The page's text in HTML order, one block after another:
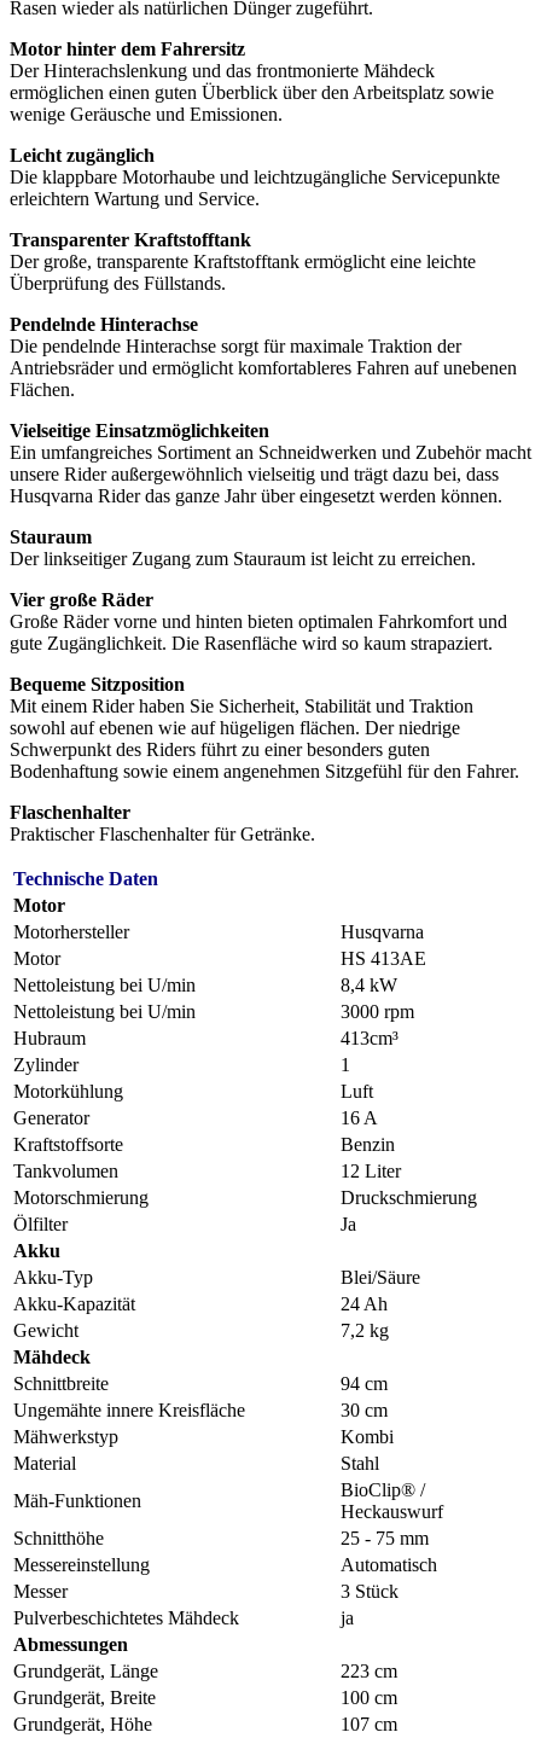
Rasen wieder als natürlichen Dünger zugeführt.
Motor hinter dem Fahrersitz
Der Hinterachslenkung und das frontmonierte Mähdeck
ermöglichen einen guten Überblick über den Arbeitsplatz sowie
wenige Geräusche und Emissionen.
Leicht zugänglich
Die klappbare Motorhaube und leichtzugängliche Servicepunkte
erleichtern Wartung und Service.
Transparenter Kraftstofftank
Der große, transparente Kraftstofftank ermöglicht eine leichte
Überprüfung des Füllstands.
Pendelnde Hinterachse
Die pendelnde Hinterachse sorgt für maximale Traktion der
Antriebsräder und ermöglicht komfortableres Fahren auf unebenen
Flächen.
Vielseitige Einsatzmöglichkeiten
Ein umfangreiches Sortiment an Schneidwerken und Zubehör macht
unsere Rider außergewöhnlich vielseitig und trägt dazu bei, dass
Husqvarna Rider das ganze Jahr über eingesetzt werden können.
Stauraum
Der linkseitiger Zugang zum Stauraum ist leicht zu erreichen.
Vier große Räder
Große Räder vorne und hinten bieten optimalen Fahrkomfort und
gute Zugänglichkeit. Die Rasenfläche wird so kaum strapaziert.
Bequeme Sitzposition
Mit einem Rider haben Sie Sicherheit, Stabilität und Traktion
sowohl auf ebenen wie auf hügeligen flächen. Der niedrige
Schwerpunkt des Riders führt zu einer besonders guten
Bodenhaftung sowie einem angenehmen Sitzgefühl für den Fahrer.
Flaschenhalter
Praktischer Flaschenhalter für Getränke.
Technische Daten
Motor
Motorhersteller
Husqvarna
Motor
HS 413AE
Nettoleistung bei U/min
8,4 kW
Nettoleistung bei U/min
3000 rpm
Hubraum
413cm³
Zylinder
1
Motorkühlung
Luft
Generator
16 A
Kraftstoffsorte
Benzin
Tankvolumen
12 Liter
Motorschmierung
Druckschmierung
Ölfilter
Ja
Akku
Akku-Typ
Blei/Säure
Akku-Kapazität
24 Ah
Gewicht
7,2 kg
Mähdeck
Schnittbreite
94 cm
Ungemähte innere Kreisfläche
30 cm
Mähwerkstyp
Kombi
Material
Stahl
Mäh-Funktionen
BioClip® /
Heckauswurf
Schnitthöhe
25 - 75 mm
Messereinstellung
Automatisch
Messer
3 Stück
Pulverbeschichtetes Mähdeck
ja
Abmessungen
Grundgerät, Länge
223 cm
Grundgerät, Breite
100 cm
Grundgerät, Höhe
107 cm